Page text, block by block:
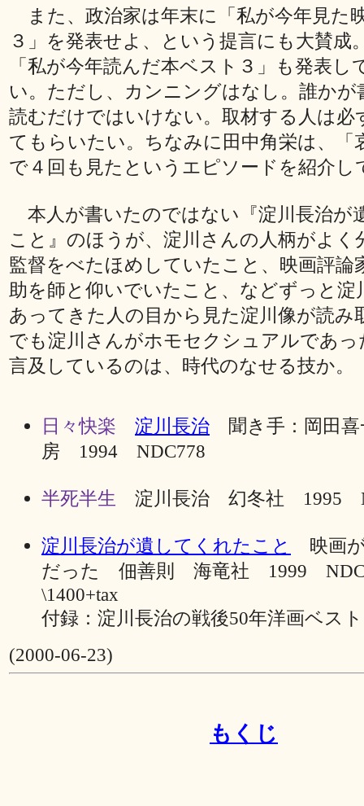
また、政治家は年末に「私が今年見た
３」を発表せよ、という提言にも大賛成
「私が今年読んだ本ベスト３」も発表し
い。ただし、カンニングはなし。誰かが
読むだけではいけない。取材する人は必
てもらいたい。ちなみに田中角栄は、「
で４回も見たというエピソードを紹介し
本人が書いたのではない『淀川長治が
こと』のほうが、淀川さんの人柄がよく
監督をべたほめしていたこと、映画評論
助を師と仰いでいたこと、などずっと淀
あってきた人の目から見た淀川像が読み
でも淀川さんがホモセクシュアルであ
言及しているのは、時代のなせる技か。
日々快楽 淀川長治 聞き手：岡田
房 1994 NDC778
半死半生 淀川長治 幻冬社 1995
淀川長治が遺してくれたこと
映画
だった 佃善則 海竜社 1999
\1400+tax
付録：淀川長治の戦後50年洋画ベス
(2000-06-23)
もくじ